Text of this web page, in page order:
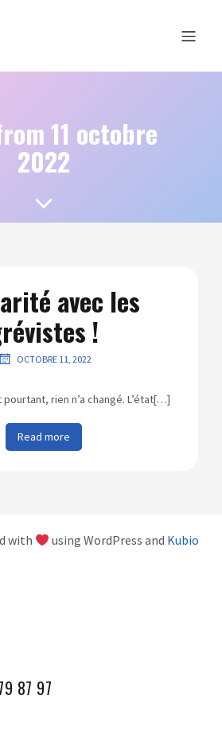
11 octobre
2022
avec les
!
OCTOBRE 11, 2022
rien n’a changé. L’état[…]
Read more
with using WordPress and Kubio
87 97